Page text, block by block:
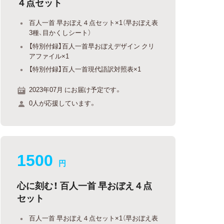
百人一首 早おぼえ４点セット×1（早おぼえ表
3種、目かくしシート）
【特別付録】百人一首早おぼえデザイン クリ
アファイル×1
【特別付録】百人一首現代語訳対照表×1
2023年07月 にお届け予定です。
0人が応援しています。
1500 円
心に刻む！ 百人一首 早おぼえ４点
セット
百人一首 早おぼえ４点セット×1（早おぼえ表